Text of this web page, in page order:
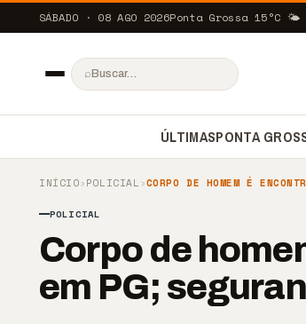
SÁBADO · 08 AGO 2026Ponta Grossa 15°C 🌤️
⌕
ÚLTIMASPONTA
INÍCIO›POLICIAL ›CORPO DE HOMEM É
POLICIAL
Corpo de
em PG;